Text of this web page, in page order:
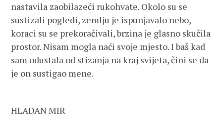
nastavila zaobilazeći rukohvate. Okolo su se
sustizali pogledi, zemlju je ispunjavalo nebo,
koraci su se prekoračivali, brzina je glasno skučila
prostor. Nisam mogla naći svoje mjesto. I baš kad
sam odustala od stizanja na kraj svijeta, čini se da
je on sustigao mene.
HLADAN MIR